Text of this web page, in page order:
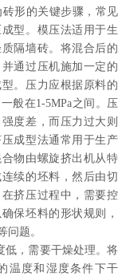
形的关键步骤，常见
型。模压法适用于生
隔墙砖。将混合后的
通过压机施加一定的
。压力应根据原料的
般在1-5MPa之间。压
度差，而压力过大则
成型法通常用于生产
物由螺旋挤出机从特
续的坯料，然后由切
挤压过程中，需要控
保坯料的形状规则，
问题。
，需要干燥处理。将
温度和湿度条件下干